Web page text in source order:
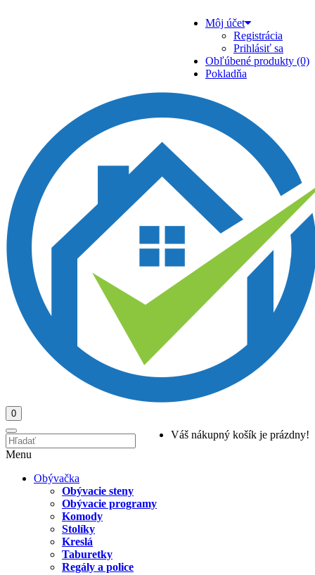
Môj účet
Registrácia
Prihlásiť sa
Obľúbené produkty (0)
Pokladňa
0
Váš nákupný košík je prázdny!
Menu
Obývačka
Obývacie steny
Obývacie programy
Komody
Stolíky
Kreslá
Taburetky
Regály a police